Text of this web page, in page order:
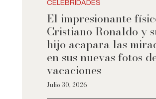
CELEBRIDADES
El impresionante
Cristiano Ronaldo y
hijo acapara las
en sus nuevas fotos
vacaciones
Julio 30, 2026